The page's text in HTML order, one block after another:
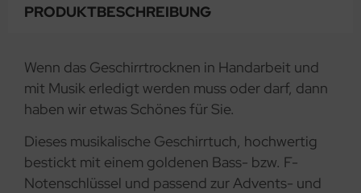
PRODUKTBESCHREIBUNG
Wenn das Geschirrtrocknen in Handarbeit und
mit Musik erledigt werden muss oder darf, dann
haben wir etwas Schönes für Sie.
Dieses musikalische Geschirrtuch, hochwertig
bestickt mit einem goldenen Bass- bzw. F-
Notenschlüssel und passend zur Advents- und